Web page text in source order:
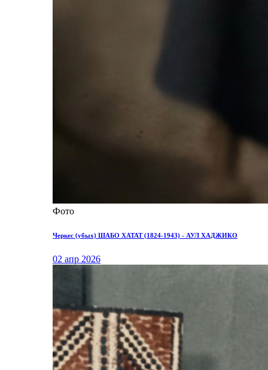
Фото
Черкес (убых) ШАБО ХАТАТ (1824-1943) - АУЛ ХАДЖИКО
02 апр 2026